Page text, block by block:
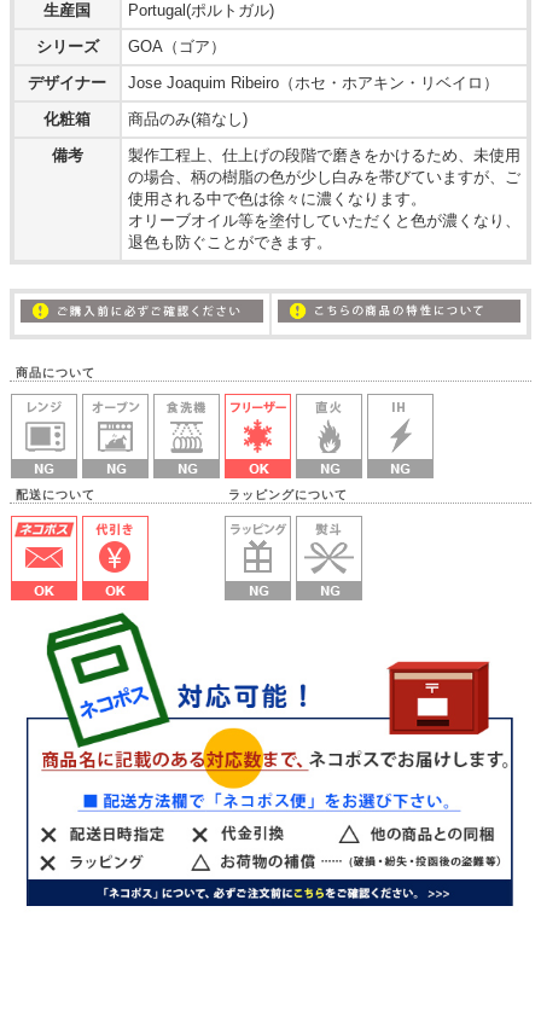
生産国
Portugal(ポルトガル)
シリーズ
GOA（ゴア）
デザイナー
Jose Joaquim Ribeiro（ホセ・ホアキン・リベイロ）
化粧箱
商品のみ(箱なし)
備考
製作工程上、仕上げの段階で磨きをかけるため、未使用
の場合、柄の樹脂の色が少し白みを帯びていますが、ご
使用される中で色は徐々に濃くなります。
オリーブオイル等を塗付していただくと色が濃くなり、
退色も防ぐことができます。
商品について
配送について ラッピングについて